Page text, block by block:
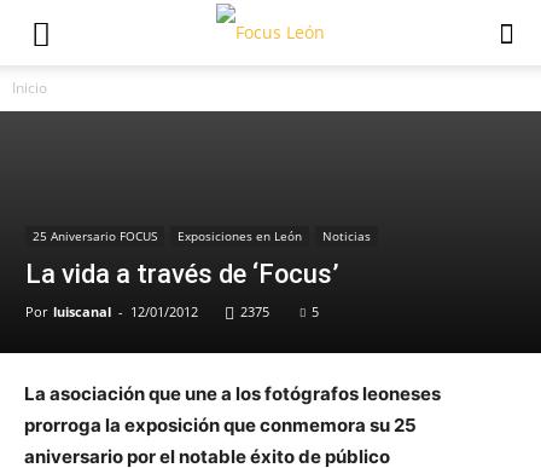
Inicio
25 Aniversario FOCUS Exposiciones en León Noticias
La vida a través de ‘Focus’
Por luiscanal - 12/01/2012 2375 5
La asociación que une a los fotógrafos leoneses
prorroga la exposición que conmemora su 25
aniversario por el notable éxito de público